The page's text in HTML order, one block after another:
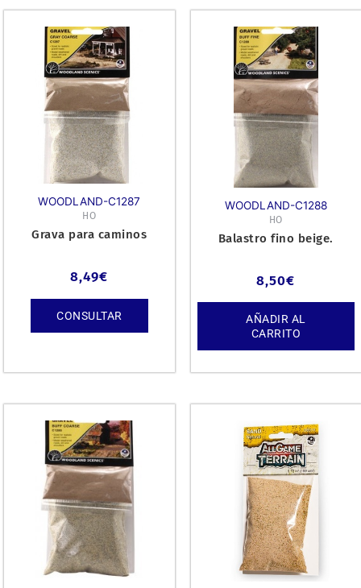
WOODLAND-C1287
HO
Grava para caminos
8,49€
CONSULTAR
WOODLAND-C1288
HO
Balastro fino beige.
8,50€
AÑADIR AL
CARRITO